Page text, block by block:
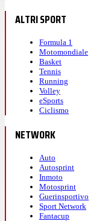
ALTRI SPORT
Formula 1
Motomondiale
Basket
Tennis
Running
Volley
eSports
Ciclismo
NETWORK
Auto
Autosprint
Inmoto
Motosprint
Guerinsportivo
Sport Network
Fantacup